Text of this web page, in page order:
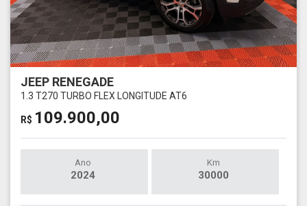
JEEP RENEGADE
1.3 T270 TURBO FLEX LONGITUDE AT6
R$ 109.900,00
Ano
2024
Km
30000